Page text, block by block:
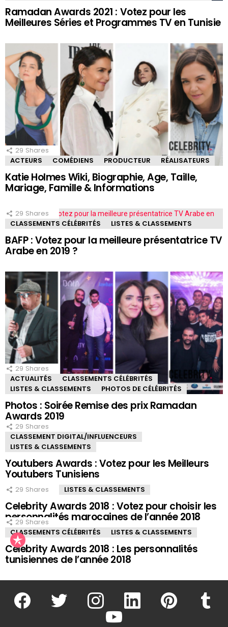
Ramadan Awards 2021 : Votez pour les
Meilleures Séries et Programmes TV en Tunisie
29 Shares
ACTEURS
COMÉDIENS PRODUCTEUR RÉALISATEURS
Katie Holmes Wiki, Biographie, Age, Taille,
Mariage, Famille & Informations
29 Shares
CLASSEMENTS CÉLÉBRITÉS
LISTES & CLASSEMENTS
BAFP : Votez pour la meilleure présentatrice TV
Arabe en 2019 ?
29 Shares
ACTUALITÉS
CLASSEMENTS CÉLÉBRITÉS
LISTES & CLASSEMENTS
PHOTOS DE CÉLÉBRITÉS
Photos : Soirée Remise des prix Ramadan
Awards 2019
29 Shares
CLASSEMENT DIGITAL/INFLUENCEURS
LISTES & CLASSEMENTS
Youtubers Awards : Votez pour les Meilleurs
Youtubers Tunisiens
29 Shares LISTES & CLASSEMENTS
Celebrity Awards 2018 : Votez pour choisir les
personnalités marocaines de l’année 2018
29 Shares
CLASSEMENTS CÉLÉBRITÉS
LISTES & CLASSEMENTS
Celebrity Awards 2018 : Les personnalités
tunisiennes de l’année 2018
facebook twitter instagram linkedin pinterest
youtube